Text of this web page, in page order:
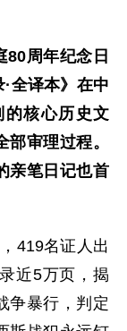
80周年纪念日
全译本》在中
的核心历史文
审理过程。
亲笔日记也首
419名证人出
近5万页，揭
争暴行，判定